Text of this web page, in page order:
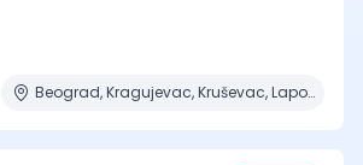
Beograd, Kragujevac, Kruševac, Lapovo, Niš + 4 mesta